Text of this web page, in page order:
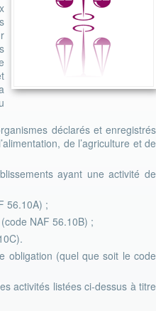
déclarés et enregistrés
de l’agriculture et de
ayant une activité de
56.10A) ;
NAF 56.10B) ;
obligation (quel que soit le code
activités listées ci-dessus à titre